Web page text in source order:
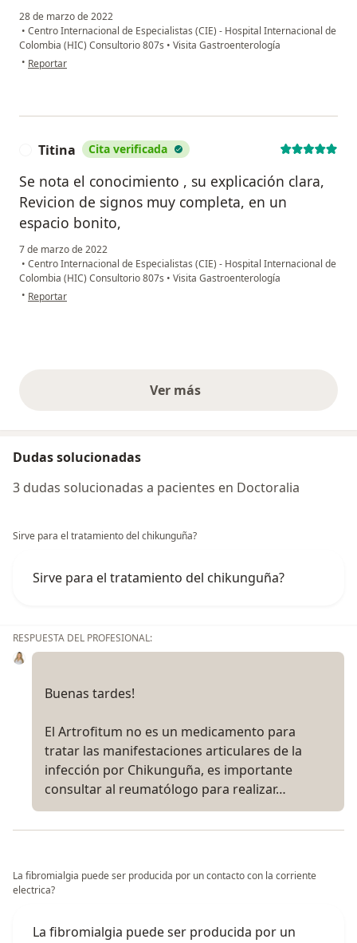
28 de marzo de 2022
• Centro Internacional de Especialistas (CIE) - Hospital Internacional de
Colombia (HIC) Consultorio 807s • Visita Gastroenterología
• en opinión del usuario Paola
Reportar
Titina Cita verificada
Se nota el conocimiento , su explicación clara,
Revicion de signos muy completa, en un
espacio bonito,
7 de marzo de 2022
• Centro Internacional de Especialistas (CIE) - Hospital Internacional de
Colombia (HIC) Consultorio 807s • Visita Gastroenterología
• en opinión del usuario Titina
Reportar
Ver másopiniones anteriores
Dudas solucionadas
3 dudas solucionadas a pacientes en Doctoralia
Sirve para el tratamiento del chikunguña?
Sirve para el tratamiento del chikunguña?
RESPUESTA DEL PROFESIONAL:
Buenas tardes!
El Artrofitum no es un medicamento para
tratar las manifestaciones articulares de la
infección por Chikunguña, es importante
consultar al reumatólogo para realizar…
La fibromialgia puede ser producida por un contacto con la corriente
electrica?
La fibromialgia puede ser producida por un